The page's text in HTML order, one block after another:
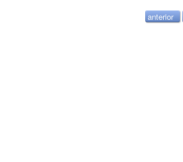
anterior